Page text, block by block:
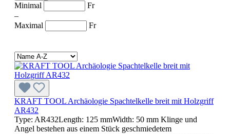
Minimal
Fr
–
Maximal
Fr
KRAFT TOOL Archäologie Spachtelkelle breit mit Holzgriff
AR432
Type: AR432Length: 125 mmWidth: 50 mm Klinge und
Angel bestehen aus einem Stück geschmiedetem